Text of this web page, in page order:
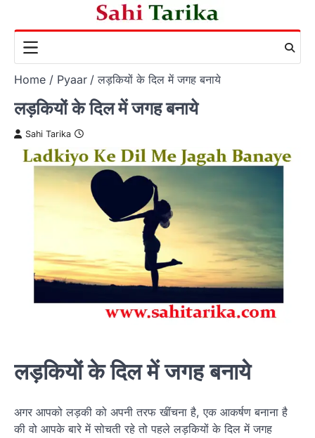
content
Home Pyaar लड़कियों के दिल में जगह बनाये
लड़कियों के दिल में जगह बनाये
Sahi Tarika
लड़कियों के दिल में जगह बनाये
अगर आपको लड़की को अपनी तरफ खींचना है, एक आकर्षण बनाना है
की वो आपके बारे में सोचती रहे तो पहले लड़कियों के दिल में जगह